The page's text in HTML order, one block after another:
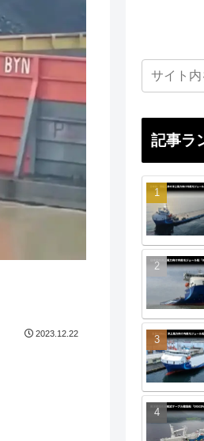
2023.12.22
記事ラ